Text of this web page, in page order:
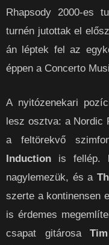
Rhapsody 2000-es
turnén jutottak el
án léptek fel az
éppen a Concerto
A nyitózenekari
lesz osztva: a Nordic
a feltörekvő
Induction is fellép.
nagylemezük, és a
szerte a kontinensen
is érdemes
csapat gitárosa